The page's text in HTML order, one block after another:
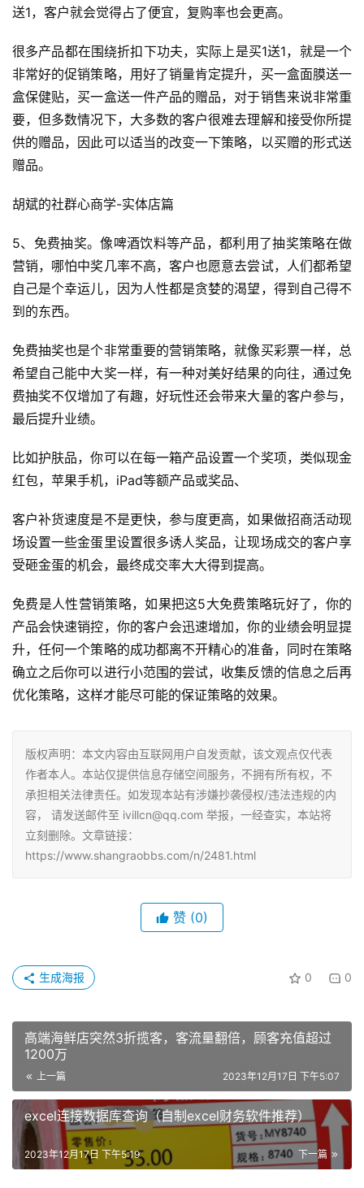
送1，客户就会觉得占了便宜，复购率也会更高。
很多产品都在围绕折扣下功夫，实际上是买1送1，就是一个
非常好的促销策略，用好了销量肯定提升，买一盒面膜送一
盒保健贴，买一盒送一件产品的赠品，对于销售来说非常重
要，但多数情况下，大多数的客户很难去理解和接受你所提
供的赠品，因此可以适当的改变一下策略，以买赠的形式送
赠品。
胡斌的社群心商学-实体店篇
5、免费抽奖。像啤酒饮料等产品，都利用了抽奖策略在做
营销，哪怕中奖几率不高，客户也愿意去尝试，人们都希望
自己是个幸运儿，因为人性都是贪婪的渴望，得到自己得不
到的东西。
免费抽奖也是个非常重要的营销策略，就像买彩票一样，总
希望自己能中大奖一样，有一种对美好结果的向往，通过免
费抽奖不仅增加了有趣，好玩性还会带来大量的客户参与，
最后提升业绩。
比如护肤品，你可以在每一箱产品设置一个奖项，类似现金
红包，苹果手机，iPad等额产品或奖品、
客户补货速度是不是更快，参与度更高，如果做招商活动现
场设置一些金蛋里设置很多诱人奖品，让现场成交的客户享
受砸金蛋的机会，最终成交率大大得到提高。
免费是人性营销策略，如果把这5大免费策略玩好了，你的
产品会快速销控，你的客户会迅速增加，你的业绩会明显提
升，任何一个策略的成功都离不开精心的准备，同时在策略
确立之后你可以进行小范围的尝试，收集反馈的信息之后再
优化策略，这样才能尽可能的保证策略的效果。
版权声明：本文内容由互联网用户自发贡献，该文观点仅代表
作者本人。本站仅提供信息存储空间服务，不拥有所有权，不
承担相关法律责任。如发现本站有涉嫌抄袭侵权/违法违规的内
容， 请发送邮件至 ivillcn@qq.com 举报，一经查实，本站将
立刻删除。文章链接：
https://www.shangraobbs.com/n/2481.html
赞 (0)
0 0
生成海报
高端海鲜店突然3折揽客，客流量翻倍，顾客充值超过
1200万
上一篇 2023年12月17日 下午5:07
excel连接数据库查询（自制excel财务软件推荐）
下一篇
2023年12月17日 下午5:19